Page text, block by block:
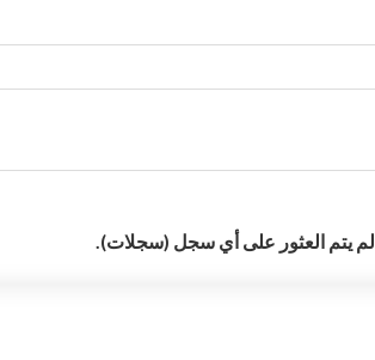
لم يتم العثور على أي سجل (سجلات).